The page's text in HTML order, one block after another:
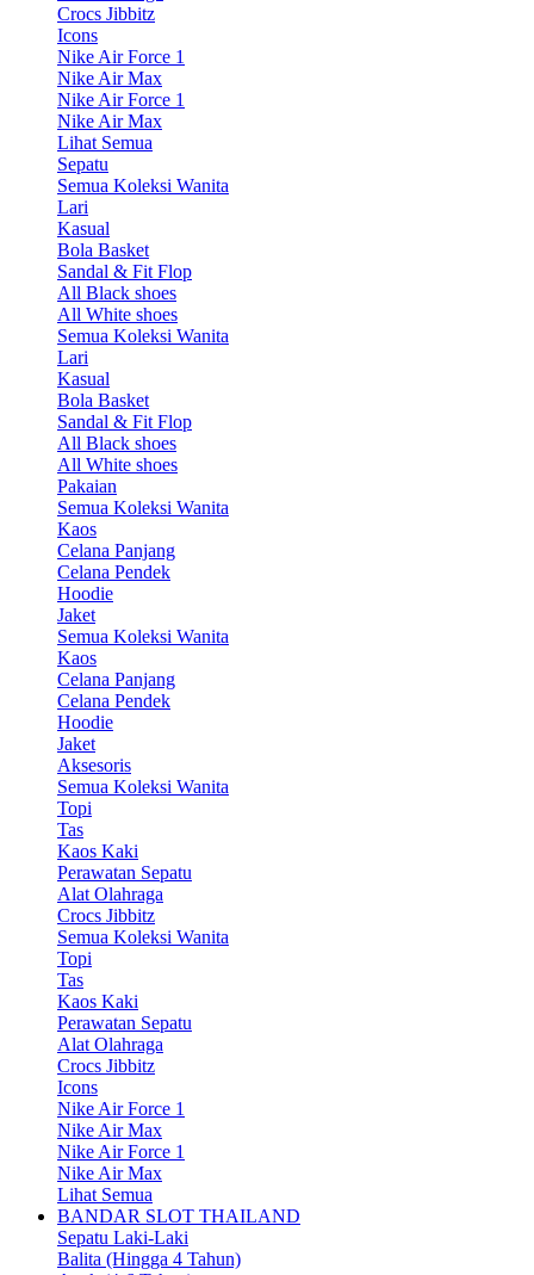
Crocs Jibbitz
Icons
Nike Air Force 1
Nike Air Max
Nike Air Force 1
Nike Air Max
Lihat Semua
Sepatu
Semua Koleksi Wanita
Lari
Kasual
Bola Basket
Sandal & Fit Flop
All Black shoes
All White shoes
Semua Koleksi Wanita
Lari
Kasual
Bola Basket
Sandal & Fit Flop
All Black shoes
All White shoes
Pakaian
Semua Koleksi Wanita
Kaos
Celana Panjang
Celana Pendek
Hoodie
Jaket
Semua Koleksi Wanita
Kaos
Celana Panjang
Celana Pendek
Hoodie
Jaket
Aksesoris
Semua Koleksi Wanita
Topi
Tas
Kaos Kaki
Perawatan Sepatu
Alat Olahraga
Crocs Jibbitz
Semua Koleksi Wanita
Topi
Tas
Kaos Kaki
Perawatan Sepatu
Alat Olahraga
Crocs Jibbitz
Icons
Nike Air Force 1
Nike Air Max
Nike Air Force 1
Nike Air Max
Lihat Semua
BANDAR SLOT THAILAND
Sepatu Laki-Laki
Balita (Hingga 4 Tahun)